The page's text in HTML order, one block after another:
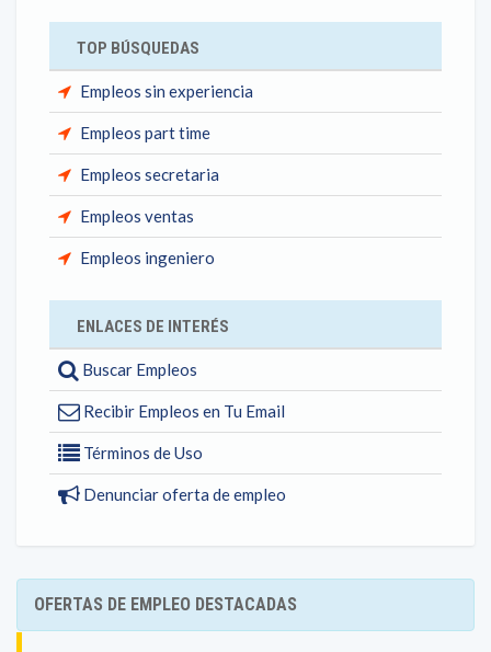
TOP BÚSQUEDAS
Empleos sin experiencia
Empleos part time
Empleos secretaria
Empleos ventas
Empleos ingeniero
ENLACES DE INTERÉS
Buscar Empleos
Recibir Empleos en Tu Email
Términos de Uso
Denunciar oferta de empleo
OFERTAS DE EMPLEO DESTACADAS